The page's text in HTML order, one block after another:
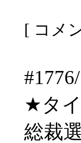
[ コメ
★タ
総裁